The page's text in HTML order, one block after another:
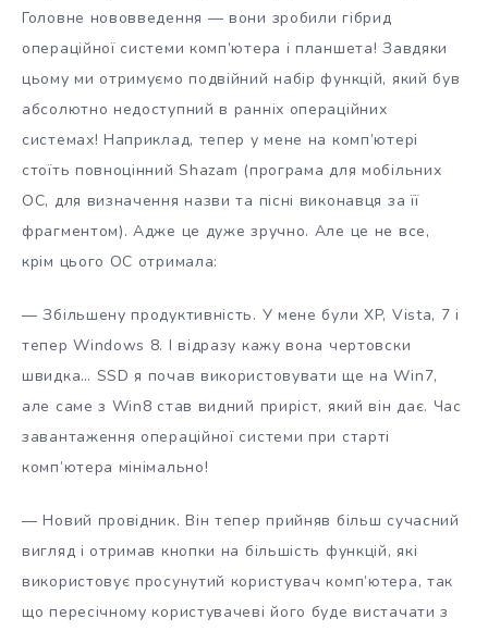
Головне нововведення — вони зробили гібрид
операційної системи комп’ютера і планшета! Завдяки
цьому ми отримуємо подвійний набір функцій, який був
абсолютно недоступний в ранніх операційних
системах! Наприклад, тепер у мене на комп’ютері
стоїть повноцінний Shazam (програма для мобільних
ОС, для визначення назви та пісні виконавця за її
фрагментом). Адже це дуже зручно. Але це не все,
крім цього ОС отримала:
— Збільшену продуктивність. У мене були XP, Vista, 7 і
тепер Windows 8. І відразу кажу вона чертовски
швидка… SSD я почав використовувати ще на Win7,
але саме з Win8 став видний приріст, який він дає. Час
завантаження операційної системи при старті
комп’ютера мінімально!
— Новий провідник. Він тепер прийняв більш сучасний
вигляд і отримав кнопки на більшість функцій, які
використовує просунутий користувач комп’ютера, так
що пересічному користувачеві його буде вистачати з